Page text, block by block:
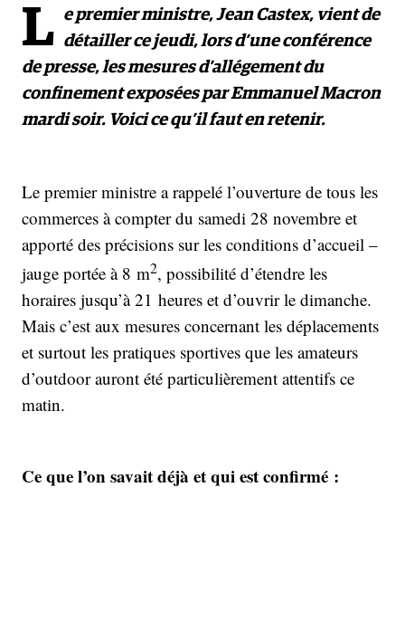
L e premier ministre, Jean Castex, vient de
détailler ce jeudi, lors d’une conférence
de presse, les mesures d’allégement du
confinement exposées par Emmanuel Macron
mardi soir. Voici ce qu’il faut en retenir.
Le premier ministre a rappelé l’ouverture de tous les
commerces à compter du samedi 28 novembre et
apporté des précisions sur les conditions d’accueil –
jauge portée à 8 m2, possibilité d’étendre les
horaires jusqu’à 21 heures et d’ouvrir le dimanche.
Mais c’est aux mesures concernant les déplacements
et surtout les pratiques sportives que les amateurs
d’outdoor auront été particulièrement attentifs ce
matin.
Ce que l’on savait déjà et qui est confirmé :